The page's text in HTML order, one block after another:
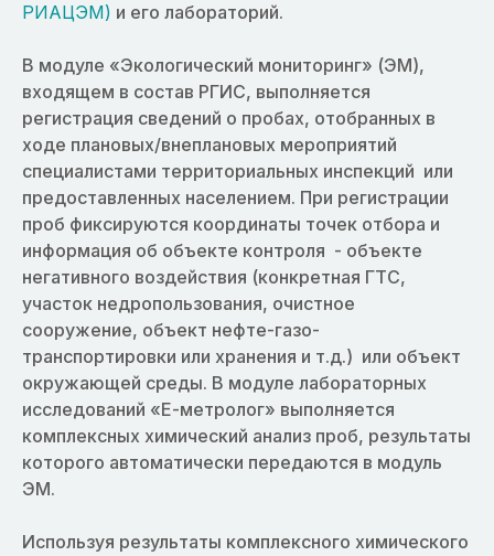
РИАЦЭМ) и его лабораторий.
В модуле «Экологический мониторинг» (ЭМ),
входящем в состав РГИС, выполняется
регистрация сведений о пробах, отобранных в
ходе плановых/внеплановых мероприятий
специалистами территориальных инспекций или
предоставленных населением. При регистрации
проб фиксируются координаты точек отбора и
информация об объекте контроля - объекте
негативного воздействия (конкретная ГТС,
участок недропользования, очистное
сооружение, объект нефте-газо-
транспортировки или хранения и т.д.) или объект
окружающей среды. В модуле лабораторных
исследований «Е-метролог» выполняется
комплексных химический анализ проб, результаты
которого автоматически передаются в модуль
ЭМ.
Используя результаты комплексного химического